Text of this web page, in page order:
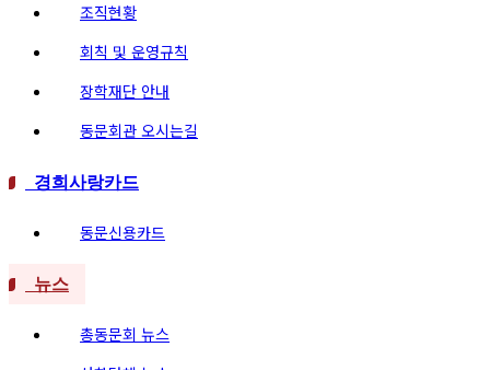
조직현황
회칙 및 운영규칙
장학재단 안내
동문회관 오시는길
경희사랑카드
동문신용카드
뉴스
총동문회 뉴스